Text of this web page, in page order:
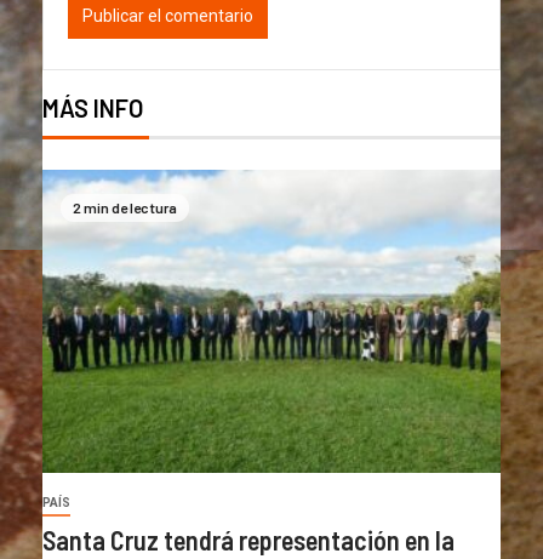
MÁS INFO
2 min de lectura
PAÍS
Santa Cruz tendrá representación en la